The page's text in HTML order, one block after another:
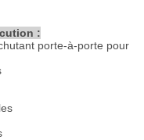
:
porte-à-porte pour